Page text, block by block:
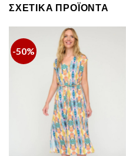
ΣΧΕΤΙΚΆ ΠΡΟΪΌΝΤΑ
-50%